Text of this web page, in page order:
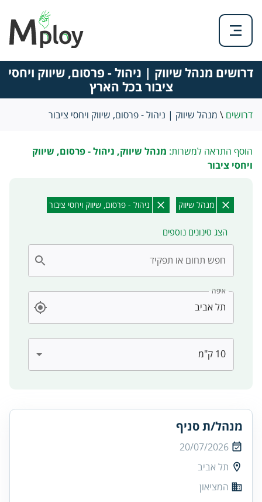
דרושים מנהל שיווק | ניהול - פרסום, שיווק ויחסי
ציבור בכל הארץ
דרושים \ מנהל שיווק | ניהול - פרסום, שיווק ויחסי ציבור
הוסף התראה למשרות: מנהל שיווק, ניהול - פרסום, שיווק
ויחסי ציבור
מנהל שיווק ניהול - פרסום, שיווק ויחסי ציבור
הצג סינונים נוספים
חפש תחום או תפקיד
איפה
מנהל/ת סניף
20/07/2026
תל אביב
המציאון